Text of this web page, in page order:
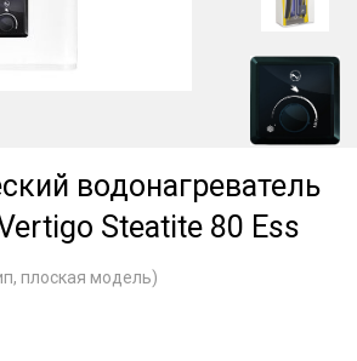
водонагреватель
Steatite 80 Ess
плоская модель)